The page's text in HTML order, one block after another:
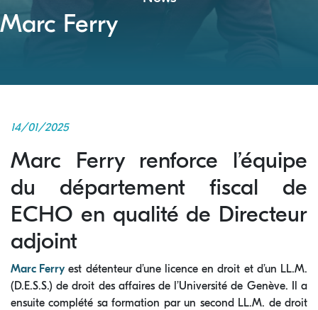
Marc Ferry
14/01/2025
Marc Ferry renforce l’équipe
du département fiscal de
ECHO en qualité de Directeur
adjoint
Marc Ferry est détenteur d’une licence en droit et d’un LL.M.
(D.E.S.S.) de droit des affaires de l’Université de Genève. Il a
ensuite complété sa formation par un second LL.M. de droit